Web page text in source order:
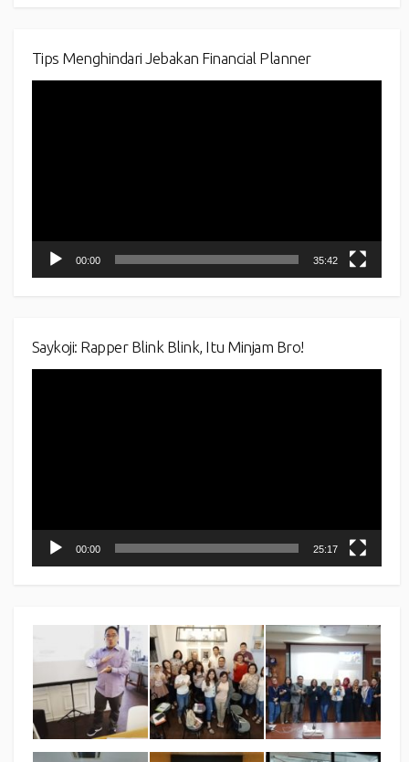
Tips Menghindari Jebakan Financial Planner
00:00 35:42
Saykoji: Rapper Blink Blink, Itu Minjam Bro!
00:00 25:17